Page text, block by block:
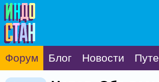
Форум Блог Новости